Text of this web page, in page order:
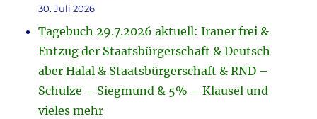
30. Juli 2026
Tagebuch 29.7.2026 aktuell: Iraner frei &
Entzug der Staatsbürgerschaft & Deutsch
aber Halal & Staatsbürgerschaft & RND –
Schulze – Siegmund & 5% – Klausel und
vieles mehr